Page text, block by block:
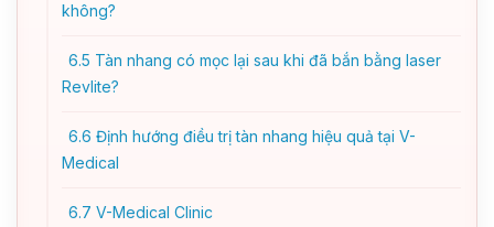
không?
6.5 Tàn nhang có mọc lại sau khi đã bắn bằng laser
Revlite?
6.6 Định hướng điều trị tàn nhang hiệu quả tại V-
Medical
6.7 V-Medical Clinic